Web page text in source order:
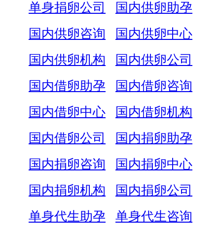
单身捐卵公司
国内供卵助孕
国内供卵咨询
国内供卵中心
国内供卵机构
国内供卵公司
国内借卵助孕
国内借卵咨询
国内借卵中心
国内借卵机构
国内借卵公司
国内捐卵助孕
国内捐卵咨询
国内捐卵中心
国内捐卵机构
国内捐卵公司
单身代生助孕
单身代生咨询